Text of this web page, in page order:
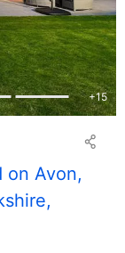
+15
on Avon,